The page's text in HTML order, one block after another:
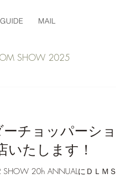
GUIDE MAIL
SHOW 2025
チョッパーショ
いたします！
SHOW 20h ANNUALにＤＬＭＳ